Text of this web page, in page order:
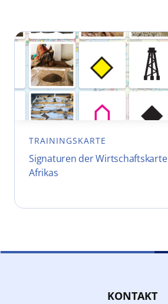
TRAININGSKARTE
Signaturen der Wirtschaftskarte
Afrikas
KONTAKT